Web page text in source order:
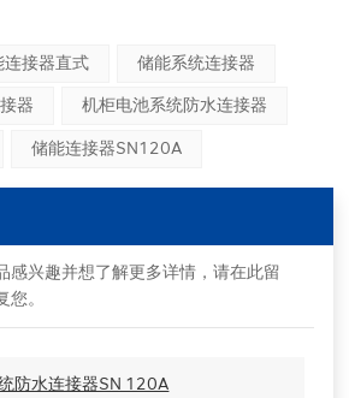
连接器直式 储能系统连接器
器 机柜电池系统防水连接器
储能连接器SN120A
感兴趣并想了解更多详情，请在此留
。
防水连接器SN 120A